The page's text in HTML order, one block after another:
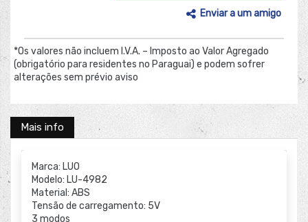
Enviar a um amigo
*Os valores não incluem I.V.A. – Imposto ao Valor Agregado
(obrigatório para residentes no Paraguai) e podem sofrer
alterações sem prévio aviso
Mais info
Marca: LUO
Modelo: LU-4982
Material: ABS
Tensão de carregamento: 5V
3 modos